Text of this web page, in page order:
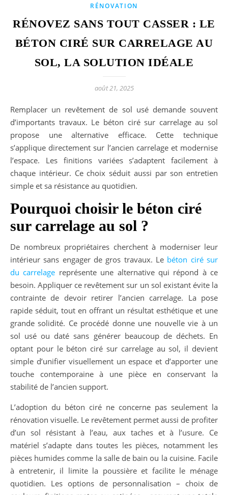
RÉNOVATION
RÉNOVEZ SANS TOUT CASSER : LE
BÉTON CIRÉ SUR CARRELAGE AU
SOL, LA SOLUTION IDÉALE
août 21, 2025
Remplacer un revêtement de sol usé demande souvent
d’importants travaux. Le béton ciré sur carrelage au sol
propose une alternative efficace. Cette technique
s’applique directement sur l’ancien carrelage et modernise
l’espace. Les finitions variées s’adaptent facilement à
chaque intérieur. Ce choix séduit aussi par son entretien
simple et sa résistance au quotidien.
Pourquoi choisir le béton ciré
sur carrelage au sol ?
De nombreux propriétaires cherchent à moderniser leur
intérieur sans engager de gros travaux. Le béton ciré sur
du carrelage représente une alternative qui répond à ce
besoin. Appliquer ce revêtement sur un sol existant évite la
contrainte de devoir retirer l’ancien carrelage. La pose
rapide séduit, tout en offrant un résultat esthétique et une
grande solidité. Ce procédé donne une nouvelle vie à un
sol usé ou daté sans générer beaucoup de déchets. En
optant pour le béton ciré sur carrelage au sol, il devient
simple d’unifier visuellement un espace et d’apporter une
touche contemporaine à une pièce en conservant la
stabilité de l’ancien support.
L’adoption du béton ciré ne concerne pas seulement la
rénovation visuelle. Le revêtement permet aussi de profiter
d’un sol résistant à l’eau, aux taches et à l’usure. Ce
matériel s’adapte dans toutes les pièces, notamment les
pièces humides comme la salle de bain ou la cuisine. Facile
à entretenir, il limite la poussière et facilite le ménage
quotidien. Les options de personnalisation – choix de